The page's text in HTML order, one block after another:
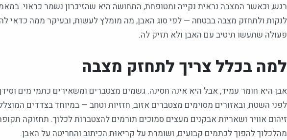
רגש, וכאשר המצבה נראית נקייה ומטופחת, התחושה היא שהזיכרון נשמר כראוי.
לנקות ולתחזק מצבה בבטחה — לפי סוג האבן, מה מומלץ לעשות, ובעיקר ממה כדאי
פעולה שתעשו תיטיב עם האבן ולא תזיק לה.
למה בכלל צריך לתחזק מצבה
אבן היא חומר עמיד, אבל היא אינה חסינה. גשמים מצטברים ומשאירים כתמי מים
לפני השטח, ובאזורים מסוימים מצטברים אזוב, חזזיות וטחב — במיוחד בצדדים
זיהום אוויר ושאריות אבקנים מעצים סמוכים תורמים להצטברות לכלוך. תחזוקה
מהלכלוך להפוך לכתמים קבועים, ושומרת על קריאוּת הכיתוב והחריטה על האבן.